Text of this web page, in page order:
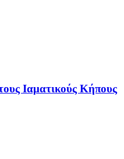
Ιαματικούς Κήπους